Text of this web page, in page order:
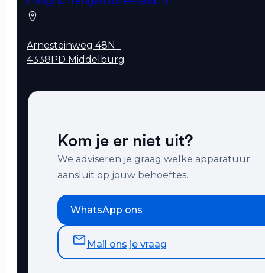
Arnesteinweg 48N
4338PD Middelburg
Kom je er niet uit?
We adviseren je graag welke apparatuur
aansluit op jouw behoeftes.
WhatsApp ons
Mail ons je vraag